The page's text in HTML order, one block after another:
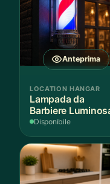
Anteprima
LOCATION HANGAR
Lampada da
Barbiere
Rotante
Disponibile